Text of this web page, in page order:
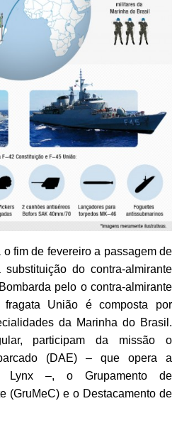
fim de fevereiro a passagem de
do contra-almirante
pelo o contra-almirante
União é composta por
da Marinha do Brasil.
participam da missão o
(DAE) – que opera a
Lynx –, o Grupamento de
(GruMeC) e o Destacamento de